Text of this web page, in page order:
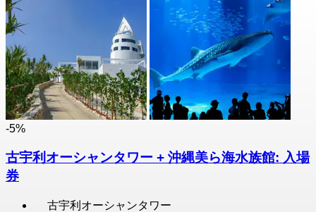
-5%
古宇利オーシャンタワー + 沖縄美ら海水族館: 入場
券
古宇利オーシャンタワー